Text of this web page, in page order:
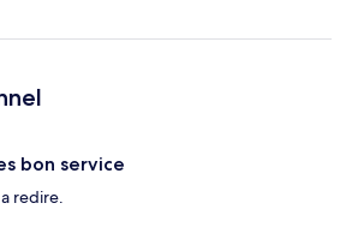
bon service
redire.